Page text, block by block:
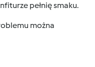
pełnię smaku.
można